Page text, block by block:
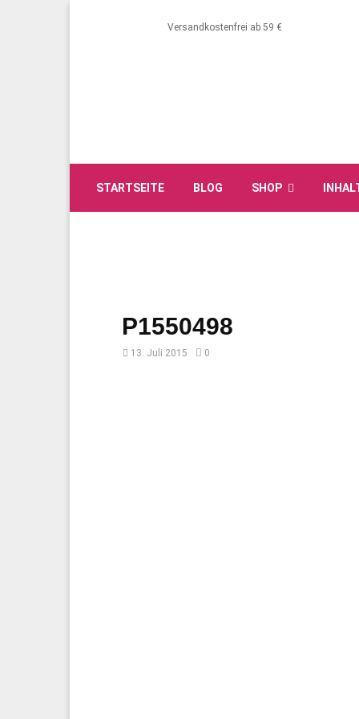
Versandkostenfrei ab 59 €
STARTSEITE BLOG SHOP
P1550498
13. Juli 2015 0